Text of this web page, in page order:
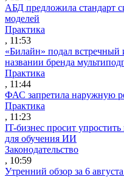
АБД предложила стандарт
моделей
Практика
, 11:53
«Билайн» подал встречный
названии бренда
Практика
, 11:44
ФАС запретила наружную
Практика
, 11:23
IT-бизнес просит
для обучения ИИ
Законодательство
, 10:59
Утренний обзор за 6